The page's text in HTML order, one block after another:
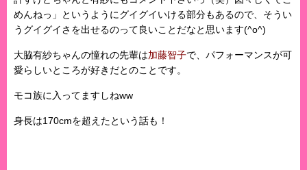
めんねっ」というようにグイグイいける部分もあるので、そうい
うグイグイさを出せるのって良いことだなと思います(^o^)
大脇有紗ちゃんの憧れの先輩は加藤智子で、パフォーマンスが可
愛らしいところが好きだとのことです。
モコ族に入ってますしねww
身長は170cmを超えたという話も！